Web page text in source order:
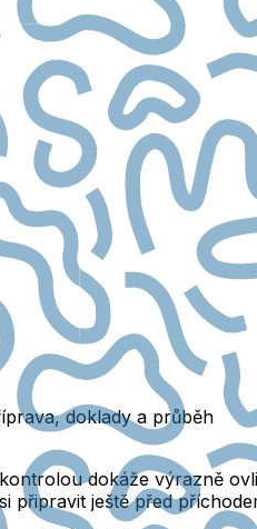
doklady a průběh
dokáže výrazně
připravit ještě před